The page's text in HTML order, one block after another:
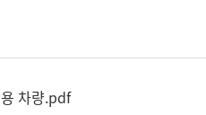
차량.pdf